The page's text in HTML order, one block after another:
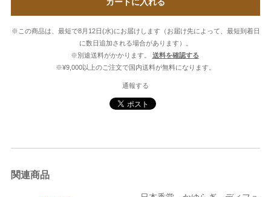
※この商品は、最短で8月12日(水)にお届けします（お届け先によって、最短到着日
に数日追加される場合があります）。
※別途送料がかかります。
送料を確認する
※¥9,000以上のご注文で国内送料が無料になります。
通報する
関連商品